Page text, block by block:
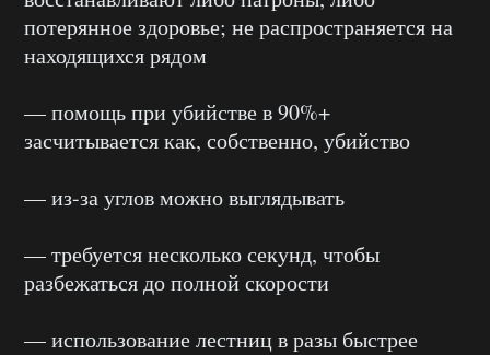
потерянное здоровье; не распространяется на
находящихся рядом
— помощь при убийстве в 90%+
засчитывается как, собственно, убийство
— из-за углов можно выглядывать
— требуется несколько секунд, чтобы
разбежаться до полной скорости
— использование лестниц в разы быстрее